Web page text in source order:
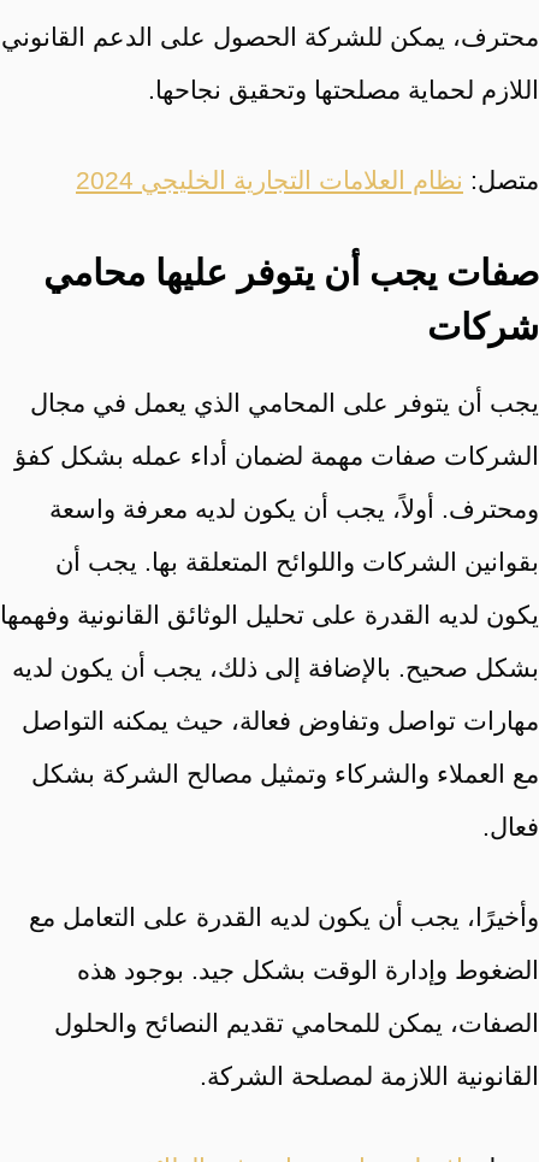
محترف، يمكن للشركة الحصول على الدعم القانوني
اللازم لحماية مصلحتها وتحقيق نجاحها.
متصل: نظام العلامات التجارية الخليجي 2024
صفات يجب أن يتوفر عليها محامي
شركات
يجب أن يتوفر على المحامي الذي يعمل في مجال
الشركات صفات مهمة لضمان أداء عمله بشكل كفؤ
ومحترف. أولاً، يجب أن يكون لديه معرفة واسعة
بقوانين الشركات واللوائح المتعلقة بها. يجب أن
يكون لديه القدرة على تحليل الوثائق القانونية وفهمها
بشكل صحيح. بالإضافة إلى ذلك، يجب أن يكون لديه
مهارات تواصل وتفاوض فعالة، حيث يمكنه التواصل
مع العملاء والشركاء وتمثيل مصالح الشركة بشكل
فعال.
وأخيرًا، يجب أن يكون لديه القدرة على التعامل مع
الضغوط وإدارة الوقت بشكل جيد. بوجود هذه
الصفات، يمكن للمحامي تقديم النصائح والحلول
القانونية اللازمة لمصلحة الشركة.